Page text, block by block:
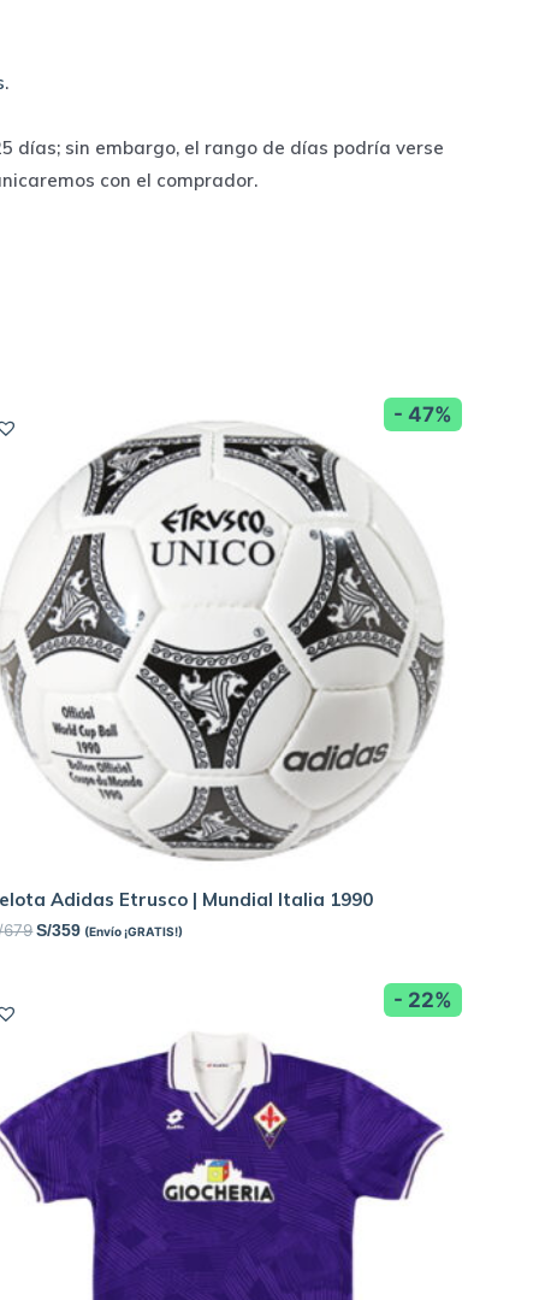
.
días; sin embargo, el rango de días podría verse
con el comprador.
- 47%
Adidas Etrusco | Mundial Italia 1990
679 S/359 (Envío ¡GRATIS!)
- 22%